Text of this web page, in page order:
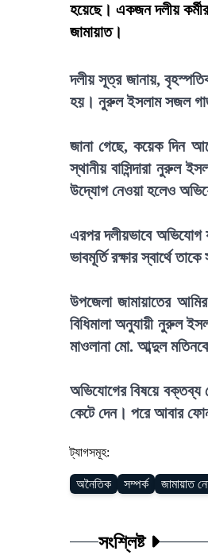
হয়েছে। একজন দলীয়
জামায়াত।
দলীয় সূত্র জানায়,
হয়। নুরুল ইসলাম সজল
জানা গেছে, কয়েক দিন
স্থানীয় বাসিন্দারা নুরুল
উদ্যোগ নেওয়া হলেও
এরপর দলীয়ভাবে অভিযোগ
ভাবমূর্তি রক্ষার স্বার্থে
উপজেলা জামায়াতের
বিধিমালা অনুযায়ী নুরুল
মাওলানা মো. আব্দুল
অভিযোগের বিষয়ে বক্তব্য
কেটে দেন। পরে আবার
ট্যাগসমূহ:
অনৈতিক সম্পর্ক জামায়াত
সংশ্লিষ্ট